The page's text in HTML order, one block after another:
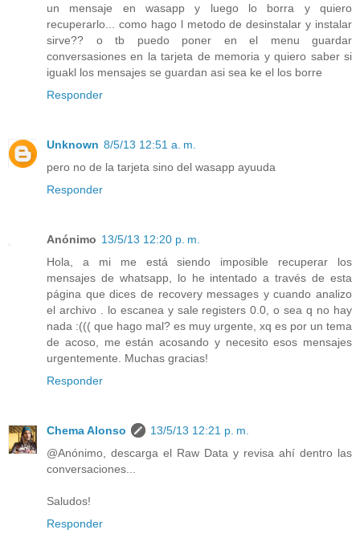
un mensaje en wasapp y luego lo borra y quiero
recuperarlo... como hago l metodo de desinstalar y instalar
sirve?? o tb puedo poner en el menu guardar
conversasiones en la tarjeta de memoria y quiero saber si
iguakl los mensajes se guardan asi sea ke el los borre
Responder
Unknown 8/5/13 12:51 a. m.
pero no de la tarjeta sino del wasapp ayuuda
Responder
Anónimo 13/5/13 12:20 p. m.
Hola, a mi me está siendo imposible recuperar los
mensajes de whatsapp, lo he intentado a través de esta
página que dices de recovery messages y cuando analizo
el archivo . lo escanea y sale registers 0.0, o sea q no hay
nada :((( que hago mal? es muy urgente, xq es por un tema
de acoso, me están acosando y necesito esos mensajes
urgentemente. Muchas gracias!
Responder
Chema Alonso
13/5/13 12:21 p. m.
@Anónimo, descarga el Raw Data y revisa ahí dentro las
conversaciones...
Saludos!
Responder